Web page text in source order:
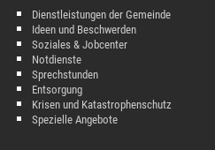
Dienstleistungen der Gemeinde
Ideen und Beschwerden
Soziales & Jobcenter
Notdienste
Sprechstunden
Entsorgung
Krisen und Katastrophenschutz
Spezielle Angebote